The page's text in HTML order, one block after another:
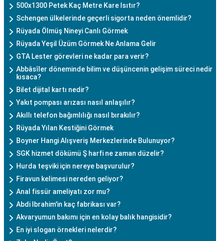
500x1300 Petek Kaç Metre Kare Isıtır?
Schengen ülkelerinde geçerli sigorta neden önemlidir?
Rüyada Ölmüş Nineyi Canlı Görmek
Rüyada Yeşil Üzüm Görmek Ne Anlama Gelir
GTA Lester görevleri ne kadar para verir?
Abbâsîler döneminde bilim ve düşüncenin gelişim süreci nedir
kısaca?
Bilet dijital kartı nedir?
Yakıt pompası arızası nasıl anlaşılır?
Akıllı telefon bağımlılığı nasıl bırakılır?
Rüyada Yılan Kestiğini Görmek
Boyner Hangi Alışveriş Merkezlerinde Bulunuyor?
SGK hizmet dökümü Ş harfi ne zaman düzelir?
Hurda teşviki için nereye başvurulur?
Firavun kelimesi nereden geliyor?
Anal fissür ameliyatı zor mu?
Abdi Ibrahim'in kaç fabrikası var?
Akvaryumun bakımı için en kolay balık hangisidir?
En iyi slogan örnekleri nelerdir?